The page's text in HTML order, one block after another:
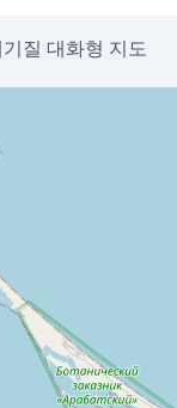
질 대화형 지도